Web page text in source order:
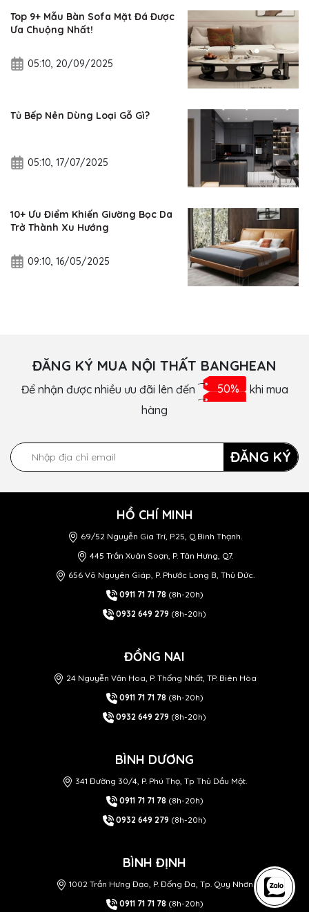
Top 9+ Mẫu Bàn Sofa Mặt Đá Được
Ưa Chuộng Nhất!
05:10, 20/09/2025
Tủ Bếp Nên Dùng Loại Gỗ Gì?
05:10, 17/07/2025
10+ Ưu Điểm Khiến Giường Bọc Da
Trở Thành Xu Hướng
09:10, 16/05/2025
ĐĂNG KÝ MUA NỘI THẤT BANGHEAN
Để nhận được nhiều ưu đãi lên đến 50% khi mua
hàng
ĐĂNG KÝ
HỒ CHÍ MINH
69/52 Nguyễn Gia Trí, P.25, Q.Bình Thạnh.
445 Trần Xuân Soạn, P. Tân Hưng, Q7.
656 Võ Nguyên Giáp, P. Phước Long B, Thủ Đức.
0911 71 71 78 (8h-20h)
0932 649 279 (8h-20h)
ĐỒNG NAI
24 Nguyễn Văn Hoa, P. Thống Nhất, TP. Biên Hòa
0911 71 71 78 (8h-20h)
0932 649 279 (8h-20h)
BÌNH DƯƠNG
341 Đường 30/4, P. Phú Thọ, Tp Thủ Dầu Một.
0911 71 71 78 (8h-20h)
0932 649 279 (8h-20h)
BÌNH ĐỊNH
1002 Trần Hưng Đạo, P. Đống Đa, Tp. Quy Nhơn
0911 71 71 78 (8h-20h)